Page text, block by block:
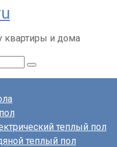
квартиры и дома
теплый пол
теплый пол